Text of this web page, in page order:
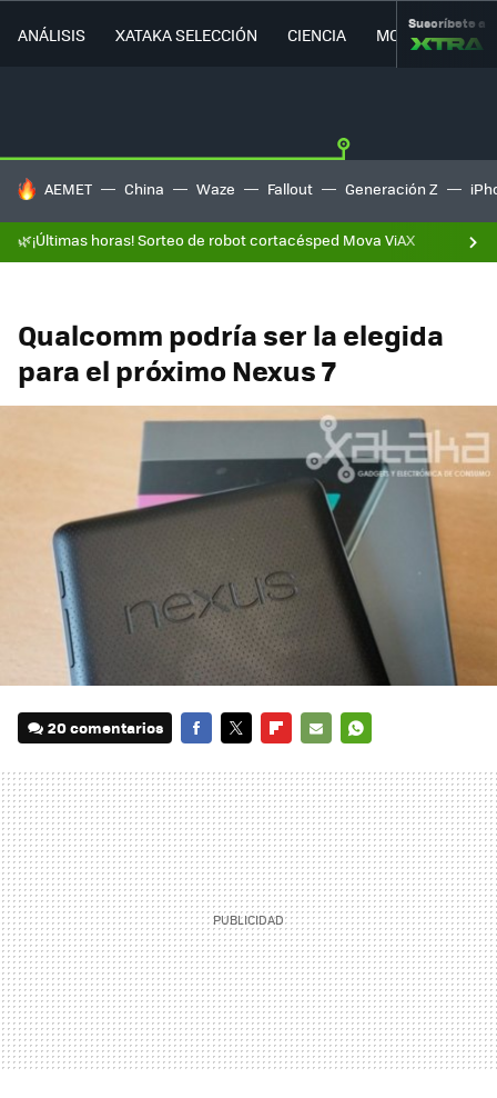
ANÁLISIS XATAKA SELECCIÓN CIENCIA MOVILIDAD
Suscríbete a
HOY SE HABLA DE
AEMET China Waze Fallout Generación Z
🌿¡Últimas horas! Sorteo de robot cortacésped Mova ViAX
Qualcomm podría ser la elegida
para el próximo Nexus 7
20 comentarios
MAIL